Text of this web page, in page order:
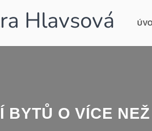
Hlavsová
BYTŮ O VÍCE